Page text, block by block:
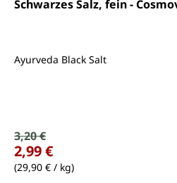
Schwarzes Salz, fein -
Ayurveda Black Salt
Verkaufspreis:
Regulärer Preis:
3,20 €
2,99 €
(29,90 € / kg)